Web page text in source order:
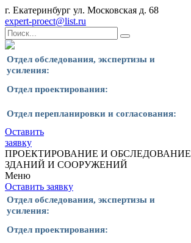
г. Екатеринбург ул. Московская д. 68
expert-proect@list.ru
Отдел обследования, экспертизы и
усиления:
Отдел проектирования:
Отдел перепланировки и согласования:
Оставить
заявку
ПРОЕКТИРОВАНИЕ И ОБСЛЕДОВАНИЕ
ЗДАНИЙ И СООРУЖЕНИЙ
Меню
Оставить заявку
Отдел обследования, экспертизы и
усиления:
Отдел проектирования: